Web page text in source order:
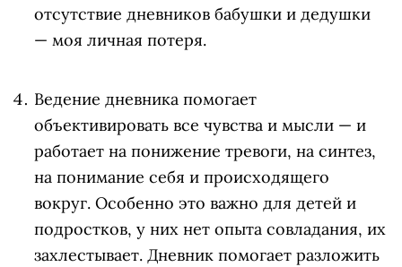
отсутствие дневников бабушки и дедушки
— моя личная потеря.
Ведение дневника помогает
объективировать все чувства и мысли — и
работает на понижение тревоги, на синтез,
на понимание себя и происходящего
вокруг. Особенно это важно для детей и
подростков, у них нет опыта совладания, их
захлестывает. Дневник помогает разложить